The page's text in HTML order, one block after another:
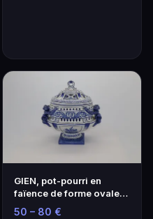
GIEN, pot-pourri en
faïence de forme ovale
sur piédouche à e…
50 – 80 €